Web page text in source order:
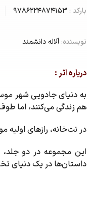
بارکد :9786224874153
نویسنده:آلاله دانشمند
درباره اثر :
به دنیای جادویی شهر
هم زندگی می‌کنند، اما
در نت‌خانه، رازهای
این مجموعه در دو جلد،
داستان‌ها در یک دنیای